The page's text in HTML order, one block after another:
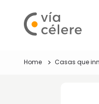
Home Casas que